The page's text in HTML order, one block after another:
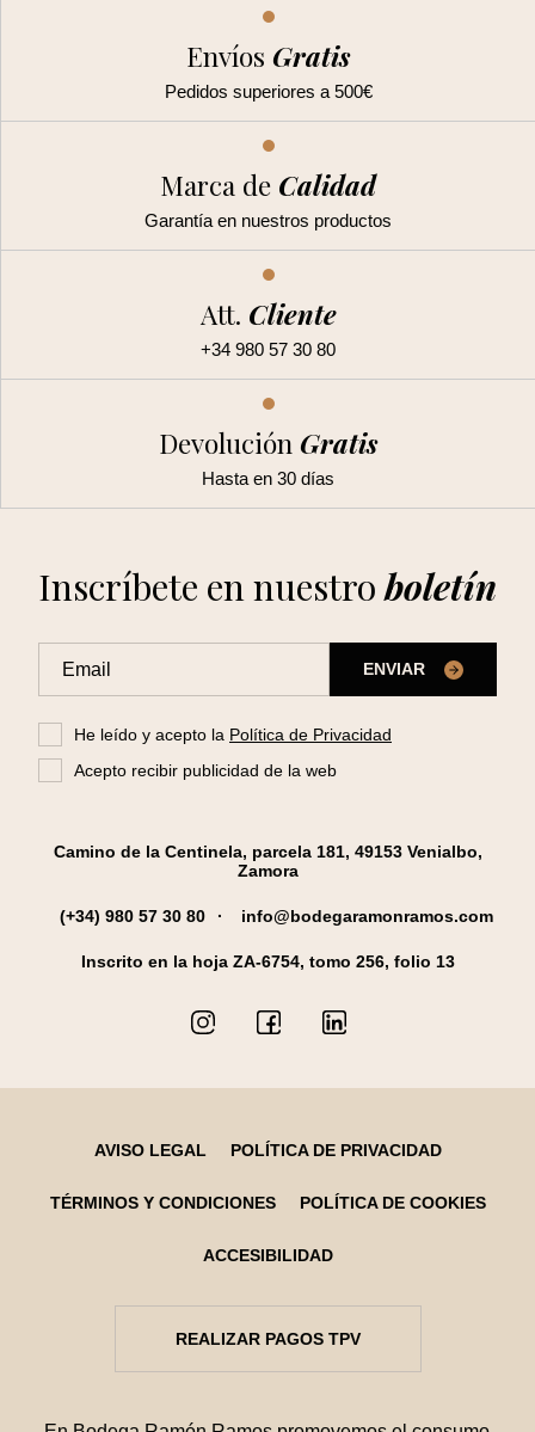
Envíos Gratis
Pedidos superiores a 500€
Marca de Calidad
Garantía en nuestros productos
Att. Cliente
+34 980 57 30 80
Devolución Gratis
Hasta en 30 días
Inscríbete en nuestroboletín
ENVIAR
He leído y acepto la Política de Privacidad
Acepto recibir publicidad de la web
Camino de la Centinela, parcela 181, 49153 Venialbo,
Zamora
(+34) 980 57 30 80 info@bodegaramonramos.com
Inscrito en la hoja ZA-6754, tomo 256, folio 13
AVISO LEGAL POLÍTICA DE PRIVACIDAD
TÉRMINOS Y CONDICIONES POLÍTICA DE COOKIES
ACCESIBILIDAD
REALIZAR PAGOS TPV